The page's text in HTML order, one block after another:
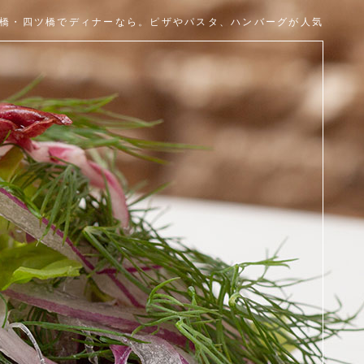
・四ツ橋でディナーなら。ピザやパスタ、ハンバーグが人気